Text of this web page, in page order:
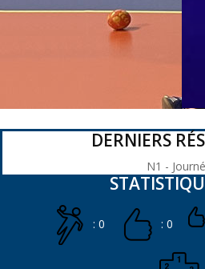
DERNIERS
N1 -
: 0 : 0